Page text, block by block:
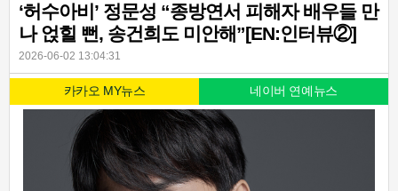
‘허수아비’ 정문성 “종방연서 피해자 배우들 만
나 얹힐 뻔, 송건희도 미안해”[EN:인터뷰②]
2026-06-02 13:04:31
카카오 MY뉴스 네이버 연예뉴스